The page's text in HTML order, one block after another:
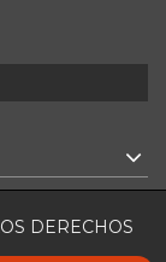
DERECHOS